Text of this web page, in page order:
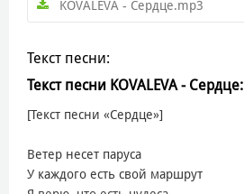
KOVALEVA - Сердце.mp3
Текст песни:
Текст песни KOVALEVA - Сердце:
[Текст песни «Сердце»]
Ветер несет паруса
У каждого есть свой маршрут